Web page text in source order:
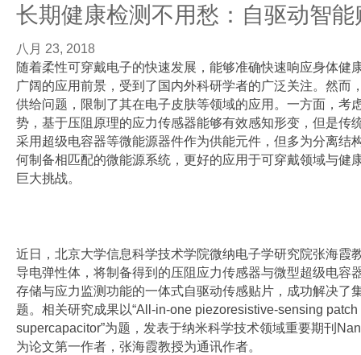
分
长期健康检测不用愁：自驱动智能
八月 23, 2018
随着柔性可穿戴电子的快速发展，能够准确快速响应身体健
广阔的应用前景，受到了国内外科研学者的广泛关注。然而
供给问题，限制了其在电子皮肤等领域的应用。一方面，考
势，基于压阻原理的应力传感器能够有效感知形变，但是传
采用超级电容器等微能源器件作为供能元件，但多为分离结
何制备相匹配的微能源系统，更好的应用于可穿戴领域与健
巨大挑战。
近日，北京大学信息科学技术学院微纳电子学研究院张海霞
导电弹性体，将制备得到的压阻应力传感器与微型超级电容
存储与应力监测功能的一体式自驱动传感贴片，成功解决了
题。相关研究成果以“All-in-one piezoresistive-sensing
supercapacitor”为题，发表于纳米科学技术领域重要期刊
为论文第一作者，张海霞教授为通讯作者。